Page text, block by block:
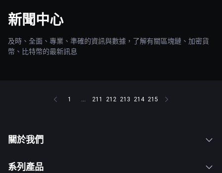
新聞中心
及時、全面、專業、準確的資訊與數據，了解有關區塊鏈、加密貨
幣、比特幣的最新訊息
1 ... 211 212 213 214 215
關於我們
系列產品